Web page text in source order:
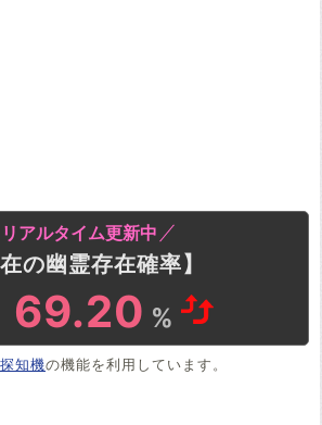
リアルタイム更新中
在の幽霊存在確率】
69.20 %
知機の機能を利用しています。